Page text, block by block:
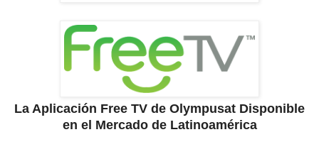
La Aplicación Free TV de Olympusat Disponible
en el Mercado de Latinoamérica